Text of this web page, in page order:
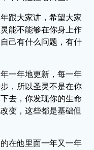
跟大家讲，希望大家
能不能够在你身上作
己有什么问题，有什
一年地更新，每一年
，所以圣灵不是在你
去，你发现你的生命
变，这些都是基础但
在他里面一年又一年